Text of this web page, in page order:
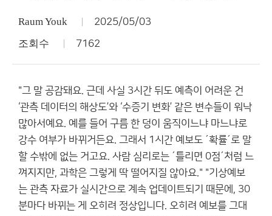
Raum Youk 2025/05/03
조회수 7162
"그 말 공감돼요. 근데 사실 3시간 뒤도 예측이 어려운 건
‘관측 데이터의 해상도’와 ‘수증기 변화’ 같은 변수들이 워낙
많아서예요. 예를 들어 구름 한 덩이 움직이느냐 마느냐로
강수 여부가 바뀌거든요. 그래서 1시간 예보도 ´확률´로 말
할 수밖에 없는 거고요. 사람 심리로는 ´틀리면 0점´처럼 느
껴지지만, 과학은 그렇게 딱 떨어지질 않아요." "기상예보
는 관측 자료가 실시간으로 계속 업데이트되기 때문에, 30
분마다 바뀌는 게 오히려 정상입니다. 오히려 예보를 그대